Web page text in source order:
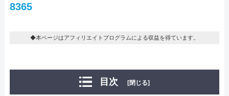
8365
◆本ページはアフィリエイトプログラムによる収益を得ています。
目次 [閉じる]